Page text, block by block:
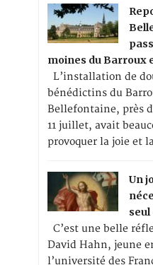
moines du Barroux
L’installation de
bénédictins du
Bellefontaine, près
11 juillet, avait
provoquer la joie et
Un
seul
C’est une belle
David Hahn, jeune
l’université des